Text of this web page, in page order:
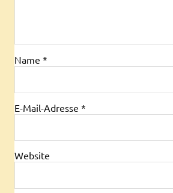
Name *
E-Mail-Adresse *
Website